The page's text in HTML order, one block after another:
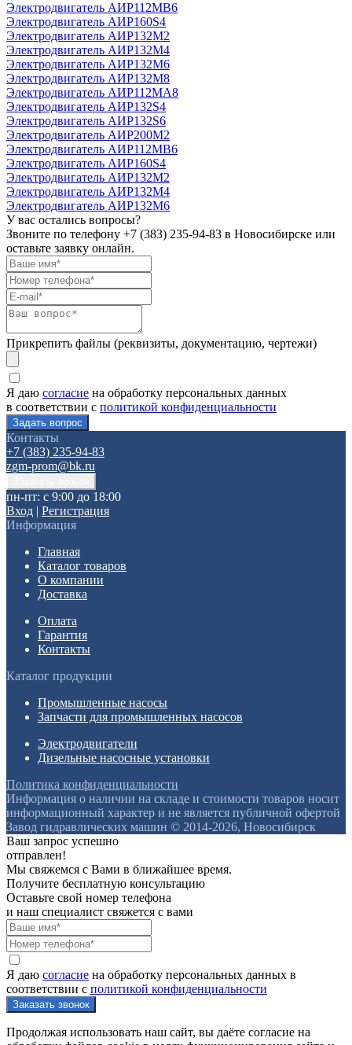
Электродвигатель АИР112MB6
Электродвигатель АИР160S4
Электродвигатель АИР132М2
Электродвигатель АИР132М4
Электродвигатель АИР132М6
Электродвигатель АИР132М8
Электродвигатель АИР112МА8
Электродвигатель АИР132S4
Электродвигатель АИР132S6
Электродвигатель АИР200М2
Электродвигатель АИР112MB6
Электродвигатель АИР160S4
Электродвигатель АИР132М2
Электродвигатель АИР132М4
Электродвигатель АИР132М6
У вас остались вопросы?
Звоните по телефону +7 (383) 235-94-83 в Новосибирске или
оставьте заявку онлайн.
Прикрепить файлы (реквизиты, документацию, чертежи)
Я даю согласие на обработку персональных данных
в соответствии с политикой конфиденциальности
Контакты
+7 (383) 235-94-83
zgm-prom@bk.ru
пн-пт: с 9:00 до 18:00
Вход | Регистрация
Информация
Главная
Каталог товаров
О компании
Доставка
Оплата
Гарантия
Контакты
Каталог продукции
Промышленные насосы
Запчасти для промышленных насосов
Электродвигатели
Дизельные насосные установки
Политика конфиденциальности
Информация о наличии на складе и стоимости товаров носит
информационный характер и не является публичной офертой
Завод гидравлических машин © 2014-2026, Новосибирск
Ваш запрос успешно
отправлен!
Мы свяжемся с Вами в ближайшее время.
Получите бесплатную консультацию
Оставьте свой номер телефона
и наш специалист свяжется с вами
Я даю согласие на обработку персональных данных в
соответствии с политикой конфиденциальности
Продолжая использовать наш сайт, вы даёте согласие на